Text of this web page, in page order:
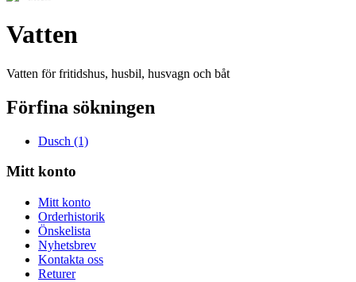
Vatten
Vatten för fritidshus, husbil, husvagn och båt
Förfina sökningen
Dusch (1)
Mitt konto
Mitt konto
Orderhistorik
Önskelista
Nyhetsbrev
Kontakta oss
Returer